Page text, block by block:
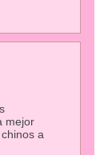
mejor
a